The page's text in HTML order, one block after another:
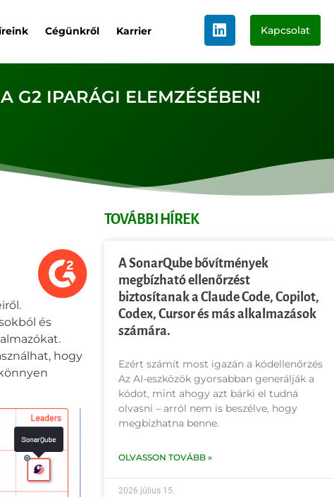
Cégünkről Karrier Kapcsolat
G2 IPARÁGI ELEMZÉSÉBEN!
és
hogy
TOVÁBBI HÍREK
A SonarQube bővítmények
megbízható ellenőrzést
biztosítanak a Claude Code, Copilot,
Codex, Cursor és más alkalmazások
számára.
Ezért számít most igazán a kódellenőrzés
Az AI-eszközök gyorsabban generálják a
kódot, mint ahogy azt bárki el tudná
olvasni – arról nem is beszélve, hogy
megbízhatna benne.
OLVASSON TOVÁBB »
2026 július 15.